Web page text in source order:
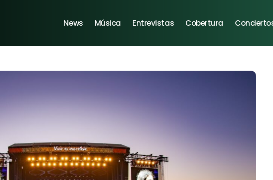
News Música Entrevistas Cobertura